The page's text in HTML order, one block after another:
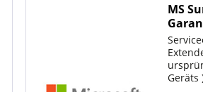
MS
Geräts